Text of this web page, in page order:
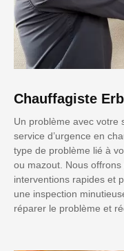
Chauffagiste
Un problème avec votre
service d’urgence en
type de problème lié à
ou mazout. Nous
interventions rapides et
une inspection
réparer le problème et